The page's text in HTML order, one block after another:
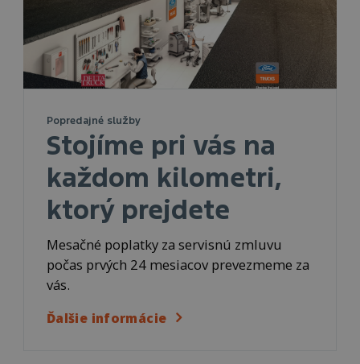
Popredajné služby
Stojíme pri vás na
každom kilometri,
ktorý prejdete
Mesačné poplatky za servisnú zmluvu
počas prvých 24 mesiacov prevezmeme za
vás.
Ďalšie informácie